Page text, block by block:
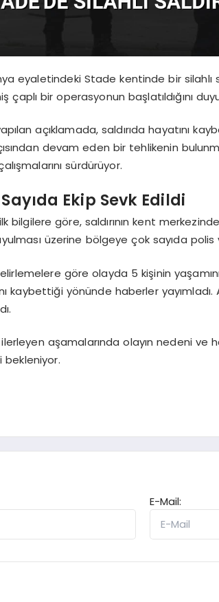
eyaletindeki Stade kentinde bir silahlı
çaplı bir operasyonun başlatıldığını
açıklamada, saldırıda hayatını
devam eden bir tehlikenin
sürdürüyor.
Ekip Sevk Edildi
bilgilere göre, saldırının kent
üzerine bölgeye çok sayıda polis
göre olayda 5 kişinin
kaybettiği yönünde haberler
aşamalarında olayın nedeni ve
bekleniyor.
E-Mail: